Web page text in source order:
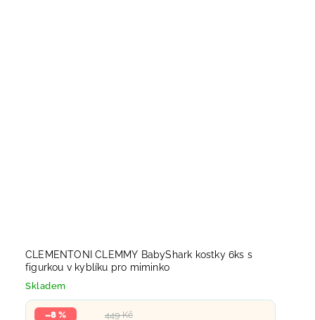
CLEMENTONI CLEMMY BabyShark kostky 6ks s
figurkou v kyblíku pro miminko
Skladem
449 Kč
–8 %